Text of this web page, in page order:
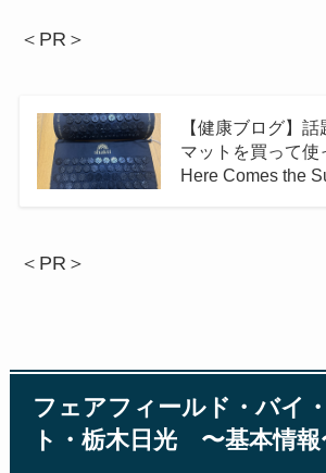
＜PR＞
【健康ブログ】
マットを買って使
Here Comes the
＜PR＞
フェアフィールド・バイ
ト・栃木日光 〜基本情報